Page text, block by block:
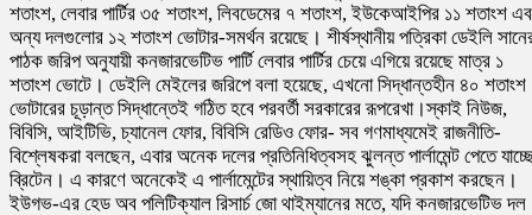
শতাংশ, লেবার পার্টির ৩৫ শতাংশ, লিবডেমের ৭ শতাংশ, ইউকেআইপির ১১ শতাংশ
অন্য দলগুলোর ১২ শতাংশ ভোটার-সমর্থন রয়েছে। শীর্ষস্থানীয় পত্রিকা ডেইলি
পাঠক জরিপ অনুযায়ী কনজারভেটিভ পার্টি লেবার পার্টির চেয়ে এগিয়ে রয়েছে মাত্র ১
শতাংশ ভোটে। ডেইলি মেইলের জরিপে বলা হয়েছে, এখনো সিদ্ধান্তহীন ৪০ শতাংশ
ভোটারের চূড়ান্ত সিদ্ধান্তেই গঠিত হবে পরবর্তী সরকারের রূপরেখা।স্কাই নিউজ,
বিবিসি, আইটিভি, চ্যানেল ফোর, বিবিসি রেডিও ফোর- সব গণমাধ্যমেই রাজনীতি-
বিশ্লেষকরা বলছেন, এবার অনেক দলের প্রতিনিধিত্বসহ ঝুলন্ত পার্লামেন্ট পেতে
ব্রিটেন। এ কারণে অনেকেই এ পার্লামেন্টের স্থায়িত্ব নিয়ে শঙ্কা প্রকাশ করছেন।
ইউগভ-এর হেড অব পলিটিক্যাল রিসার্চ জো থাইম্যানের মতে, যদি কনজারভেটিভ দল